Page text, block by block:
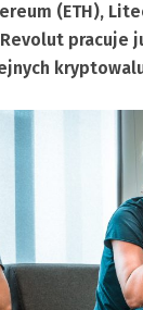
(ETH),
Revolut pracuje